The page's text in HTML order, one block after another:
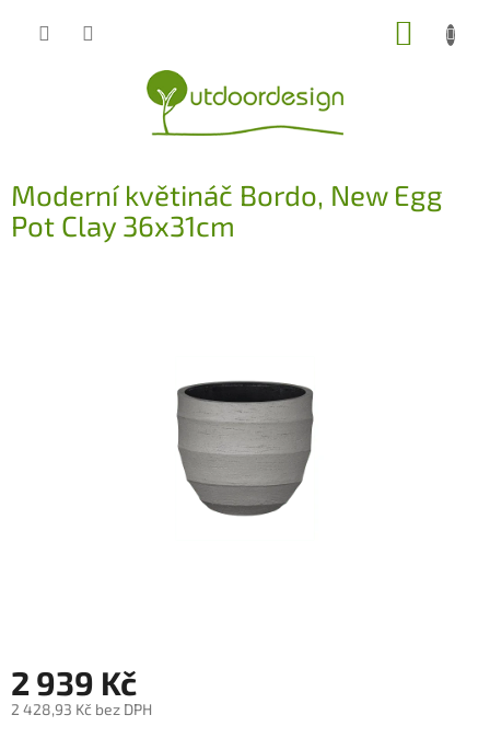
Moderní květináč Bordo, New Egg
Pot Clay 36x31cm
2 939 Kč
2 428,93 Kč bez DPH